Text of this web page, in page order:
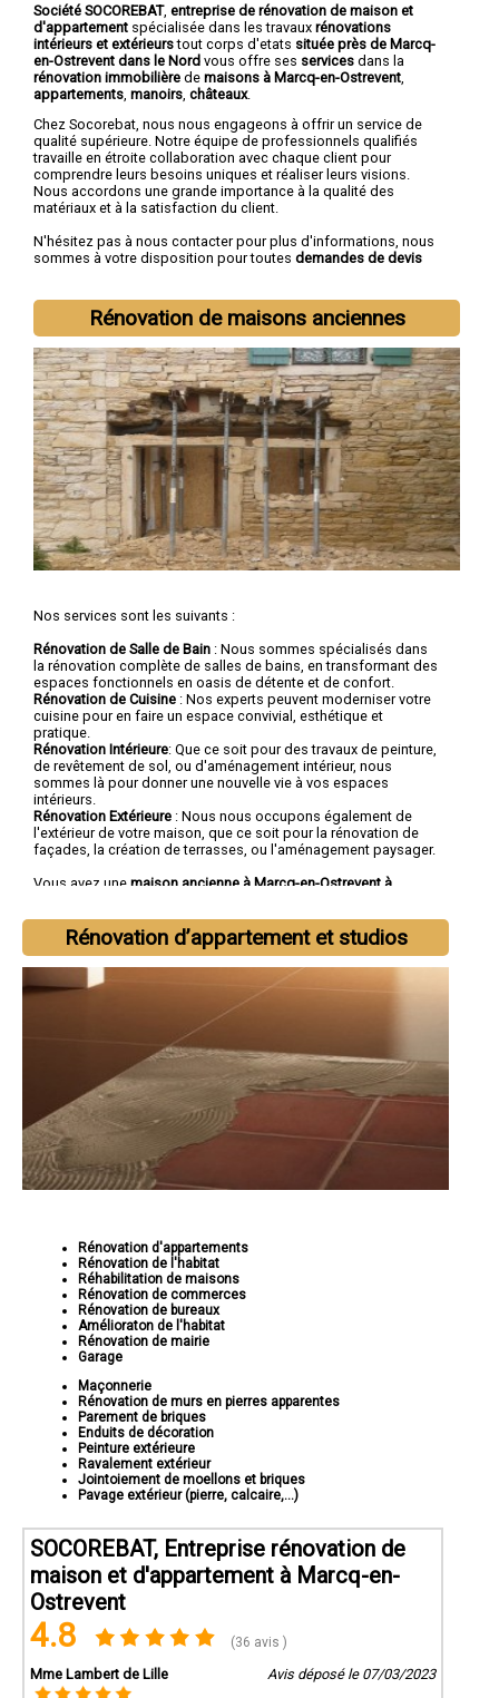
Société SOCOREBAT, entreprise de rénovation de maison et
d'appartement spécialisée dans les travaux rénovations
intérieurs et extérieurstout corps d'etats située près de Marcq-
en-Ostrevent dans le Nord vous offre ses services dans la
rénovation immobilière de maisons à Marcq-en-Ostrevent
appartements manoirs châteaux.
Chez Socorebat, nous nous engageons à offrir un service de
qualité supérieure. Notre équipe de professionnels qualifiés
travaille en étroite collaboration avec chaque client pour
comprendre leurs besoins uniques et réaliser leurs visions.
Nous accordons une grande importance à la qualité des
matériaux et à la satisfaction du client.
N'hésitez pas à nous contacter pour plus d'informations, nous
sommes à votre disposition pour toutes demandes de devis
Nous intervenons aussi dans les villes suivantes :
,Tourcoing,Dunkerque , Villeneuve-d'Ascq,
Valenciennes,Douai,Wattrelos,Marcq-en-Barœul,Maubeuge
Rénovation de maisons anciennes
Nos services sont les suivants :
Rénovation de Salle de Bain : Nous sommes spécialisés dans
la rénovation complète de salles de bains, en transformant des
espaces fonctionnels en oasis de détente et de confort.
Rénovation de Cuisine : Nos experts peuvent moderniser votre
cuisine pour en faire un espace convivial, esthétique et
pratique.
Rénovation Intérieure: Que ce soit pour des travaux de peinture,
de revêtement de sol, ou d'aménagement intérieur, nous
sommes là pour donner une nouvelle vie à vos espaces
intérieurs.
Rénovation Extérieure : Nous nous occupons également de
l'extérieur de votre maison, que ce soit pour la rénovation de
façades, la création de terrasses, ou l'aménagement paysager.
Vous avez une maison ancienne à Marcq-en-Ostrevent à
en-Ostreventtout corps d'état ?
Faites confiance à la société SOCOREBAT.
Rénovation d’appartement et studios
Rénovation d'appartements
Rénovation de l'habitat
Réhabilitation de maisons
Rénovation de commerces
Rénovation de bureaux
Amélioraton de l'habitat
Rénovation de mairie
Garage
Maçonnerie
Rénovation de murs en pierres apparentes
Parement de briques
Enduits de décoration
Peinture extérieure
Ravalement extérieur
Jointoiement de moellons et briques
Pavage extérieur (pierre, calcaire,...)
SOCOREBAT, Entreprise rénovation de
maison et d'appartement à Marcq-en-
Ostrevent
4.8 (36 avis )
Mme Lambert de Lille Avis déposé le 07/03/2023